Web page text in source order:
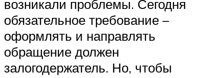
возникали проблемы. Сегодня
обязательное требование –
оформлять и направлять
обращение должен
залогодержатель. Но, чтобы